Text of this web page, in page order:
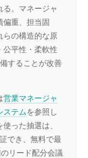
る。マネージャ
偏重、担当固
らの構造的な原
公平性・柔軟性
することが改善
営業マネージャ
ステムを参照し
使った抽選は、
でき、無料で最
リード配分会議